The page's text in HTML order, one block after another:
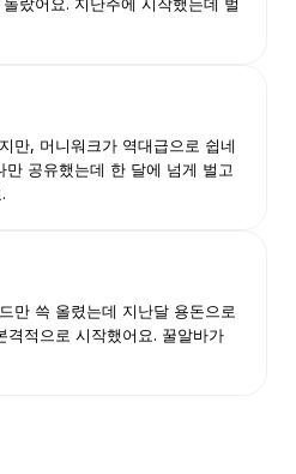
만, 머니워크가 역대급으로 쉽네
만 공유했는데 한 달에 넘게 벌고
만 쓱 올렸는데 지난달 용돈으로
격적으로 시작했어요. 꿀알바가